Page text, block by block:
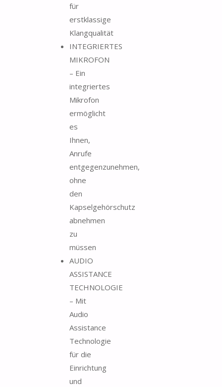
für
erstklassige
Klangqualität
INTEGRIERTES
MIKROFON
– Ein
integriertes
Mikrofon
ermöglicht
es
Ihnen,
Anrufe
entgegenzunehmen,
ohne
den
Kapselgehörschutz
abnehmen
zu
müssen
AUDIO
ASSISTANCE
TECHNOLOGIE
– Mit
Audio
Assistance
Technologie
für die
Einrichtung
und